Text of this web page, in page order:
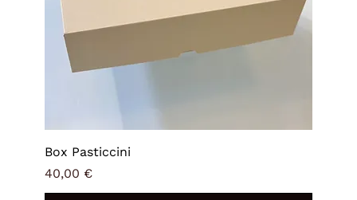
Box Pasticcini
Prezzo
40,00 €